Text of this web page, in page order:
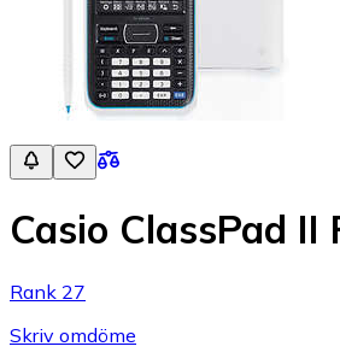
Casio ClassPad II
Rank 27
Skriv omdöme